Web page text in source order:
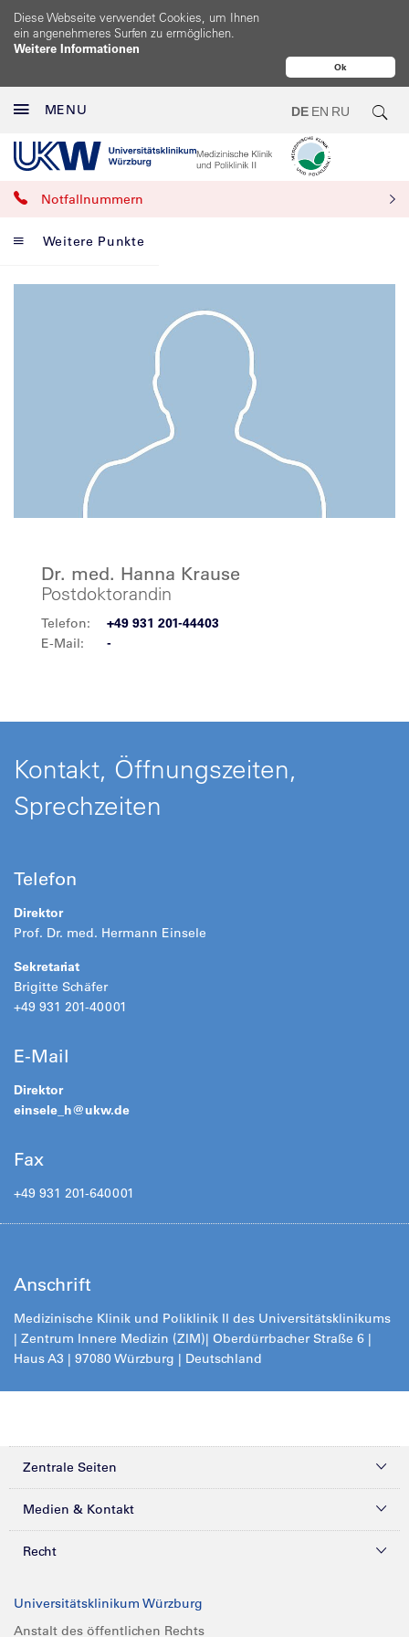
Ok
Diese Webseite verwendet Cookies, um Ihnen
ein angenehmeres Surfen zu ermöglichen.
Weitere Informationen
MENU DE EN RU
Notfallnummern
Weitere Punkte
Dr. med. Hanna Krause
Postdoktorandin
Telefon:
+49 931 201-44403
E-Mail:
-
Kontakt, Öffnungszeiten,
Sprechzeiten
Telefon
Direktor
Prof. Dr. med. Hermann Einsele
Sekretariat
Brigitte Schäfer
+49 931 201-40001
E-Mail
Direktor
einsele_h@ukw.de
Fax
+49 931 201-640001
Anschrift
Medizinische Klinik und Poliklinik II des Universitätsklinikums
| Zentrum Innere Medizin (ZIM)| Oberdürrbacher Straße 6 |
Haus A3 | 97080 Würzburg | Deutschland
Zentrale Seiten
Kliniken & Zentren
Forschung
Medien & Kontakt
Presse
Recht
Compliance
Universitätsklinikum Würzburg
Anstalt des öffentlichen Rechts